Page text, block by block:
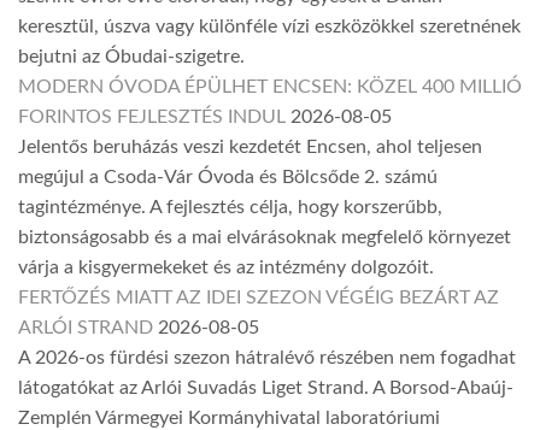
keresztül, úszva vagy különféle vízi eszközökkel szeretnének
bejutni az Óbudai-szigetre.
MODERN ÓVODA ÉPÜLHET ENCSEN: KÖZEL 400 MILLIÓ
FORINTOS FEJLESZTÉS INDUL 2026-08-05
Jelentős beruházás veszi kezdetét Encsen, ahol teljesen
megújul a Csoda-Vár Óvoda és Bölcsőde 2. számú
tagintézménye. A fejlesztés célja, hogy korszerűbb,
biztonságosabb és a mai elvárásoknak megfelelő környezet
várja a kisgyermekeket és az intézmény dolgozóit.
FERTŐZÉS MIATT AZ IDEI SZEZON VÉGÉIG BEZÁRT AZ
ARLÓI STRAND 2026-08-05
A 2026-os fürdési szezon hátralévő részében nem fogadhat
látogatókat az Arlói Suvadás Liget Strand. A Borsod-Abaúj-
Zemplén Vármegyei Kormányhivatal laboratóriumi